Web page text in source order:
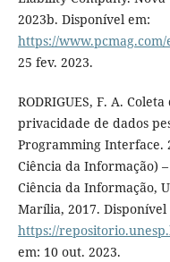
2023b. Disponível em:
https://
25 fev. 2023.
RODRIGUES, F. A.
privacidade de dados
Programming Interface.
Ciência da Informação)
Ciência da Informação,
Marília, 2017. Disponível
https://
em: 10 out. 2023.